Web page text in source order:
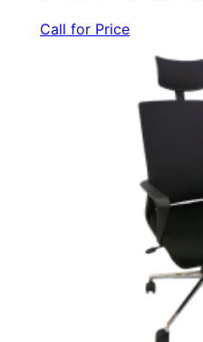
Call for Price